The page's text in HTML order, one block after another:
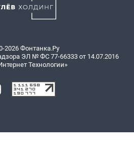
2026 Фонтанка.Ру
ЭЛ № ФС 77-66333 от 14.07.2016
Технологии»